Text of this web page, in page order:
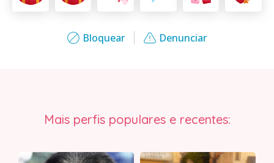
Bloquear Denunciar
Mais perfis populares e recentes: